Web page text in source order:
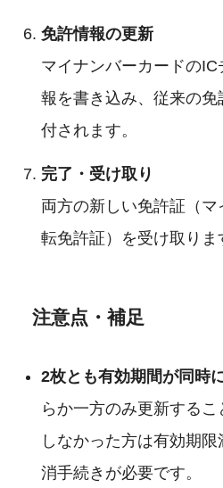
免許情報の更新
マイナンバーカードの
報を書き込み、従来の
付されます。
完了・受け取り
両方の新しい免許証（
転免許証）を受け取りま
注意点・補足
2枚とも有効期間が同時
らか一方のみ更新する
しなかった方は有効期
消手続きが必要です。